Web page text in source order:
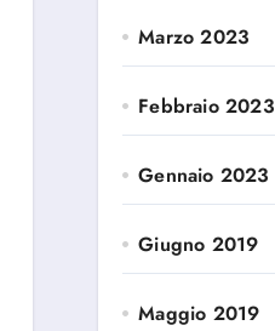
Marzo 2023
Febbraio 2023
Gennaio 2023
Giugno 2019
Maggio 2019